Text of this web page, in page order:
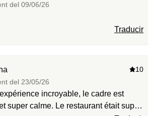
del 09/06/26
Traducir
del 23/05/26
10
incroyable, le cadre est
super calme. Le restaurant était super